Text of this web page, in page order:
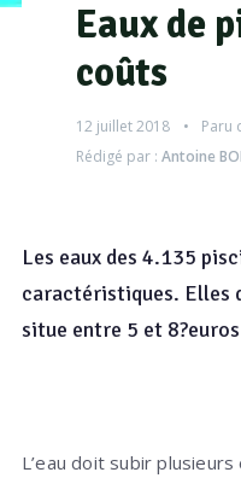
Eaux de
coûts
12 juillet 2018 Paru
Rédigé par : Antoine
Les eaux des 4.135
caractéristiques. Elles
situe entre 5 et
L’eau doit subir